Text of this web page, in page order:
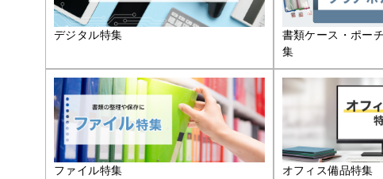
デジタル特集
書類ケース・ポー
集
ファイル特集 オフィス備品特集